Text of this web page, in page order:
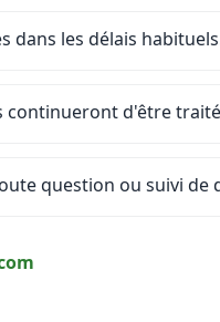
dans les délais
d'être
question ou suivi de